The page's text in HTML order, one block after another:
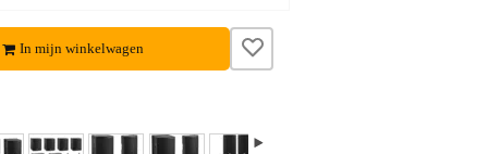
In mijn winkelwagen